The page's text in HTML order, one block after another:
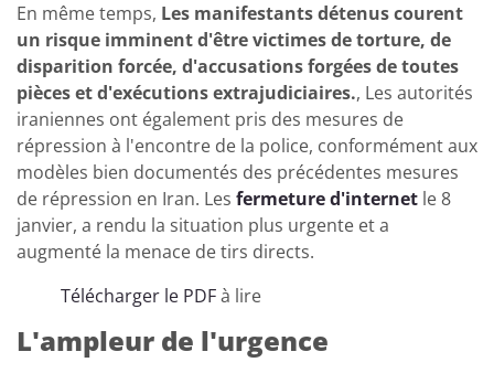
En même temps, Les manifestants détenus courent
un risque imminent d'être victimes de torture, de
disparition forcée, d'accusations forgées de toutes
pièces et d'exécutions extrajudiciaires., Les autorités
iraniennes ont également pris des mesures de
répression à l'encontre de la police, conformément aux
modèles bien documentés des précédentes mesures
de répression en Iran. Les fermeture d'internet le 8
janvier, a rendu la situation plus urgente et a
augmenté la menace de tirs directs.
Télécharger le PDFà lire
L'ampleur de l'urgence